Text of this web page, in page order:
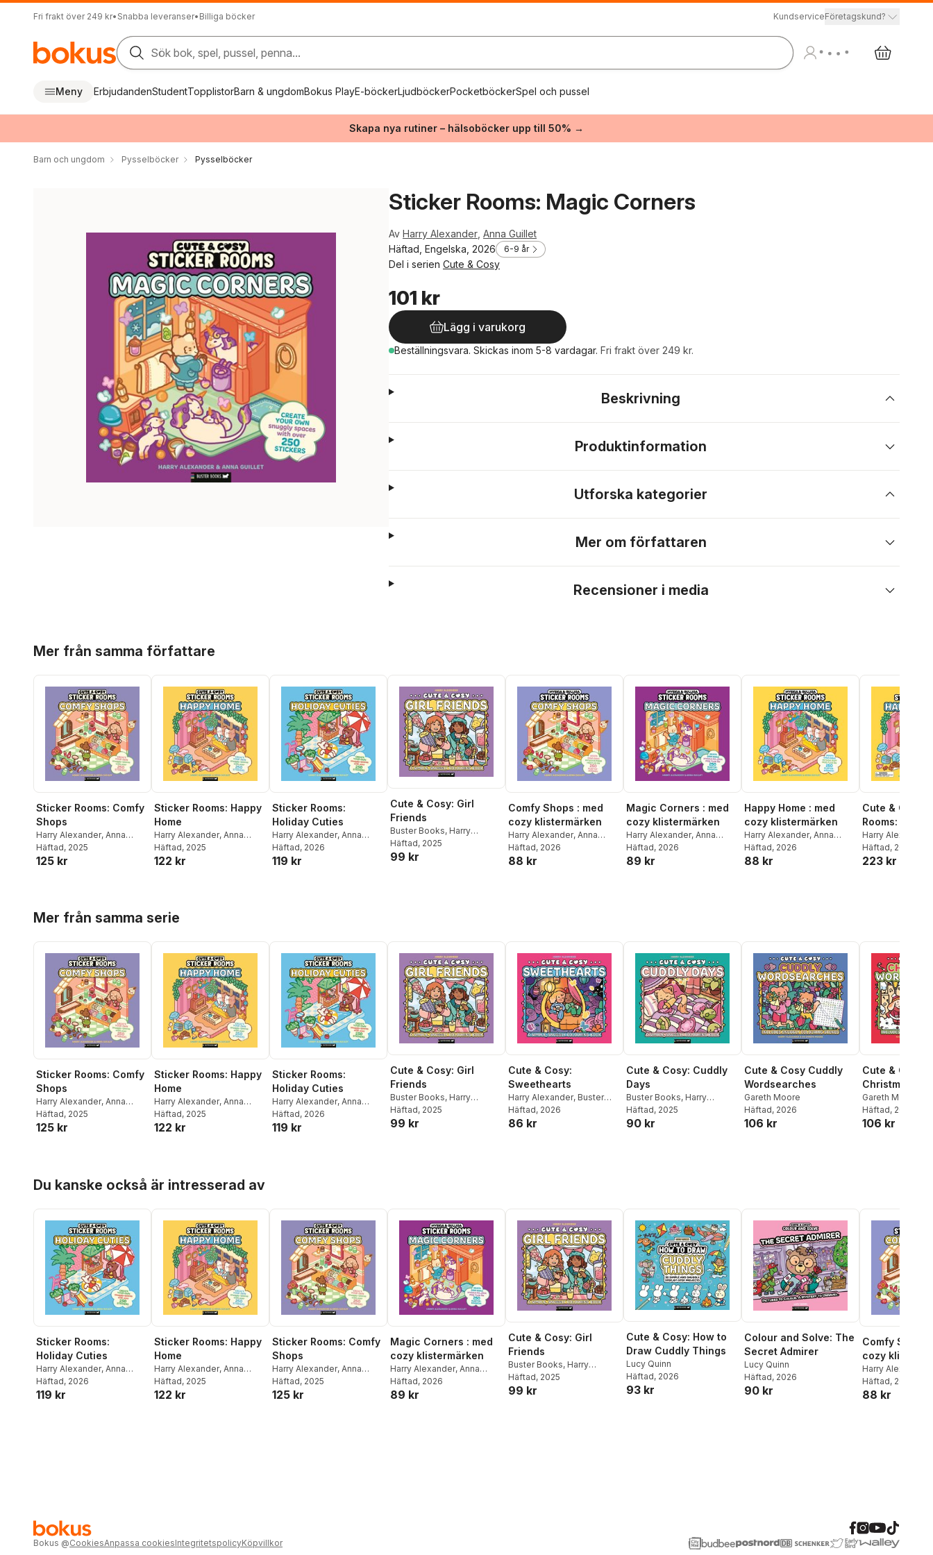
Fri frakt över 249 kr• Snabba leveranser• Billiga böcker KundserviceFöretagskund?
Sök bok, spel, pussel, penna...
Meny ErbjudandenStudentTopplistorBarn & ungdomBokus PlayE-böckerLjudböckerPocketböckerSpel och pussel
Skapa nya rutiner – hälsoböcker upp till 50% →
Barn och ungdom Pysselböcker Pysselböcker
Sticker Rooms: Magic Corners
Av Harry Alexander Anna Guillet
Häftad, Engelska, 2026
6-9 år
Del i serien Cute & Cosy
101 kr
Lägg i varukorg
Beställningsvara. Skickas inom 5-8 vardagar. Fri frakt över 249 kr.
Beskrivning
Produktinformation
Utforska kategorier
Mer om författaren
Recensioner i media
Mer från samma författare
Sticker Rooms: Comfy
Shops
Harry Alexander, Anna
Guillet
Häftad, 2025
125 kr
Sticker Rooms: Happy
Home
Harry Alexander, Anna
Guillet
Häftad, 2025
122 kr
Sticker Rooms:
Holiday Cuties
Harry Alexander, Anna
Guillet
Häftad, 2026
119 kr
Cute & Cosy: Girl
Friends
Buster Books, Harry
Alexander
Häftad, 2025
99 kr
Comfy Shops : med
cozy klistermärken
Harry Alexander, Anna
Guillet
Häftad, 2026
88 kr
Magic Corners : med
cozy klistermärken
Harry Alexander, Anna
Guillet
Häftad, 2026
89 kr
Happy Home : med
cozy klistermärken
Harry Alexander, Anna
Guillet
Häftad, 2026
88 kr
Cute & Cozy
Rooms:
Create Your
Snuggly
Hundreds of
Harry Alexander
Häftad, 2026
223 kr
Mer från samma serie
Sticker Rooms: Comfy
Shops
Harry Alexander, Anna
Guillet
Häftad, 2025
125 kr
Sticker Rooms: Happy
Home
Harry Alexander, Anna
Guillet
Häftad, 2025
122 kr
Sticker Rooms:
Holiday Cuties
Harry Alexander, Anna
Guillet
Häftad, 2026
119 kr
Cute & Cosy: Girl
Friends
Buster Books, Harry
Alexander
Häftad, 2025
99 kr
Cute & Cosy:
Sweethearts
Harry Alexander, Buster
Books
Häftad, 2026
86 kr
Cute & Cosy: Cuddly
Days
Buster Books, Harry
Alexander
Häftad, 2025
90 kr
Cute & Cosy Cuddly
Wordsearches
Gareth Moore
Häftad, 2026
106 kr
Cute & Cosy
Christmas
Gareth Moore
Häftad, 2026
106 kr
Du kanske också är intresserad av
Sticker Rooms:
Holiday Cuties
Harry Alexander, Anna
Guillet
Häftad, 2026
119 kr
Sticker Rooms: Happy
Home
Harry Alexander, Anna
Guillet
Häftad, 2025
122 kr
Sticker Rooms: Comfy
Shops
Harry Alexander, Anna
Guillet
Häftad, 2025
125 kr
Magic Corners : med
cozy klistermärken
Harry Alexander, Anna
Guillet
Häftad, 2026
89 kr
Cute & Cosy: Girl
Friends
Buster Books, Harry
Alexander
Häftad, 2025
99 kr
Cute & Cosy: How to
Draw Cuddly Things
Lucy Quinn
Häftad, 2026
93 kr
Colour and Solve: The
Secret Admirer
Lucy Quinn
Häftad, 2026
90 kr
Comfy Shops
cozy
Harry Alexander
Guillet
Häftad, 2026
88 kr
Bokus @CookiesAnpassa cookiesIntegritetspolicyKöpvillkor